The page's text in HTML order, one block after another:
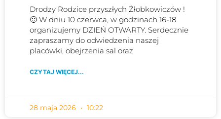
Drodzy Rodzice przyszłych Żłobkowiczów !
🙂 W dniu 10 czerwca, w godzinach 16-18
organizujemy DZIEŃ OTWARTY. Serdecznie
zapraszamy do odwiedzenia naszej
placówki, obejrzenia sal oraz
CZYTAJ WIĘCEJ...
28 maja 2026 10:22